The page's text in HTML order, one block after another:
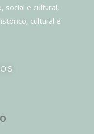
social e cultural,
cultural e